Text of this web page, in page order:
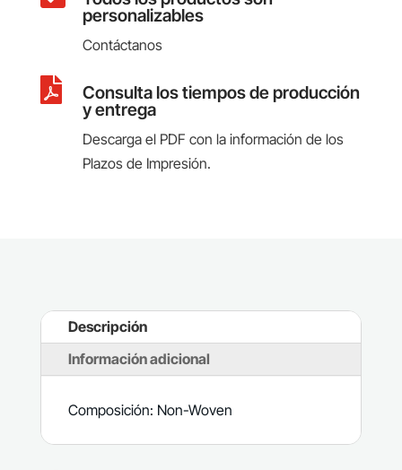
personalizables
Contáctanos
 Consulta los tiempos de producción
y entrega
Descarga el PDF con la información de los
Plazos de Impresión.
Descripción
Información adicional
Composición: Non-Woven